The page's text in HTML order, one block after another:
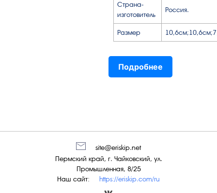
Страна-
изготовитель
Россия.
Размер
Подробнее
Наш сайт: https://eriskip.com/ru
Пермский край, г. Чайковский, ул.
Промышленная, 8/25
site@eriskip.net